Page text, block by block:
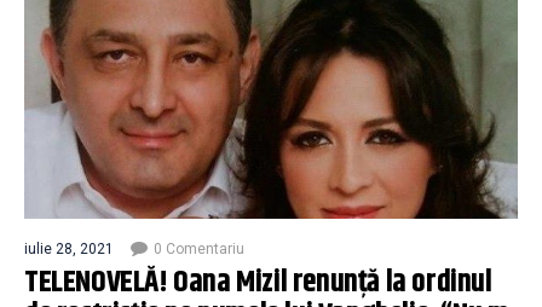
iulie 28, 2021 0 Comentariu
TELENOVELĂ! Oana Mizil renunță la ordinul